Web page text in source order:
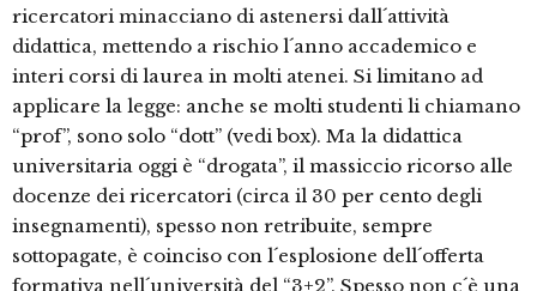
ricercatori minacciano di astenersi dall´attività
didattica, mettendo a rischio l´anno accademico e
interi corsi di laurea in molti atenei. Si limitano ad
applicare la legge: anche se molti studenti li chiamano
“prof”, sono solo “dott” (vedi box). Ma la didattica
universitaria oggi è “drogata”, il massiccio ricorso alle
docenze dei ricercatori (circa il 30 per cento degli
insegnamenti), spesso non retribuite, sempre
sottopagate, è coinciso con l´esplosione dell´offerta
formativa nell´università del “3+2”. Spesso non c´è una